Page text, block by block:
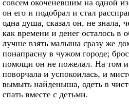
совсем окоченевшим на одной
он его и подобрал и стал
одна душа, сказал он, не знала,
как времени и денег осталось в
лучше взять малыша сразу же
понапрасну в чужом городе;
помощи он не пожелал. На том и
поворчала и успокоилась, и
вымыть найденыша, одеть в
спать вместе с детьми.